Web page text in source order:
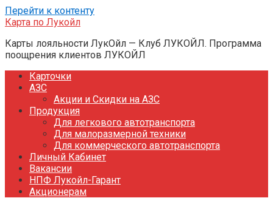
Перейти к контенту
Карта по Лукойл
Карты лояльности ЛукОйл — Клуб ЛУКОЙЛ. Программа
поощрения клиентов ЛУКОЙЛ
Карточки
АЗС
Акции и Скидки на АЗС
Продукция
Для легкового автотранспорта
Для малоразмерной техники
Для коммерческого автотранспорта
Личный Кабинет
Вакансии
НПФ Лукойл-Гарант
Акционерам